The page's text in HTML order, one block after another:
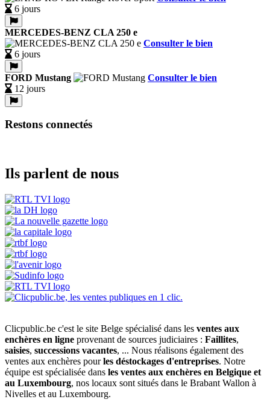
6 jours
MERCEDES-BENZ CLA 250 e
Consulter le bien
6 jours
FORD Mustang
Consulter le bien
12 jours
Restons connectés
Ils parlent de nous
Clicpublic.be c'est le site Belge spécialisé dans les ventes aux
enchères en ligne provenant de sources judiciaires : Faillites,
saisies, successions vacantes, ... Nous réalisons également des
ventes aux enchères pourles déstockages d'entreprises. Notre
équipe est spécialisée dans les ventes aux enchères en Belgique et
au Luxembourg, nos locaux sont situés dans le Brabant Wallon à
Nivelles et au Luxembourg.